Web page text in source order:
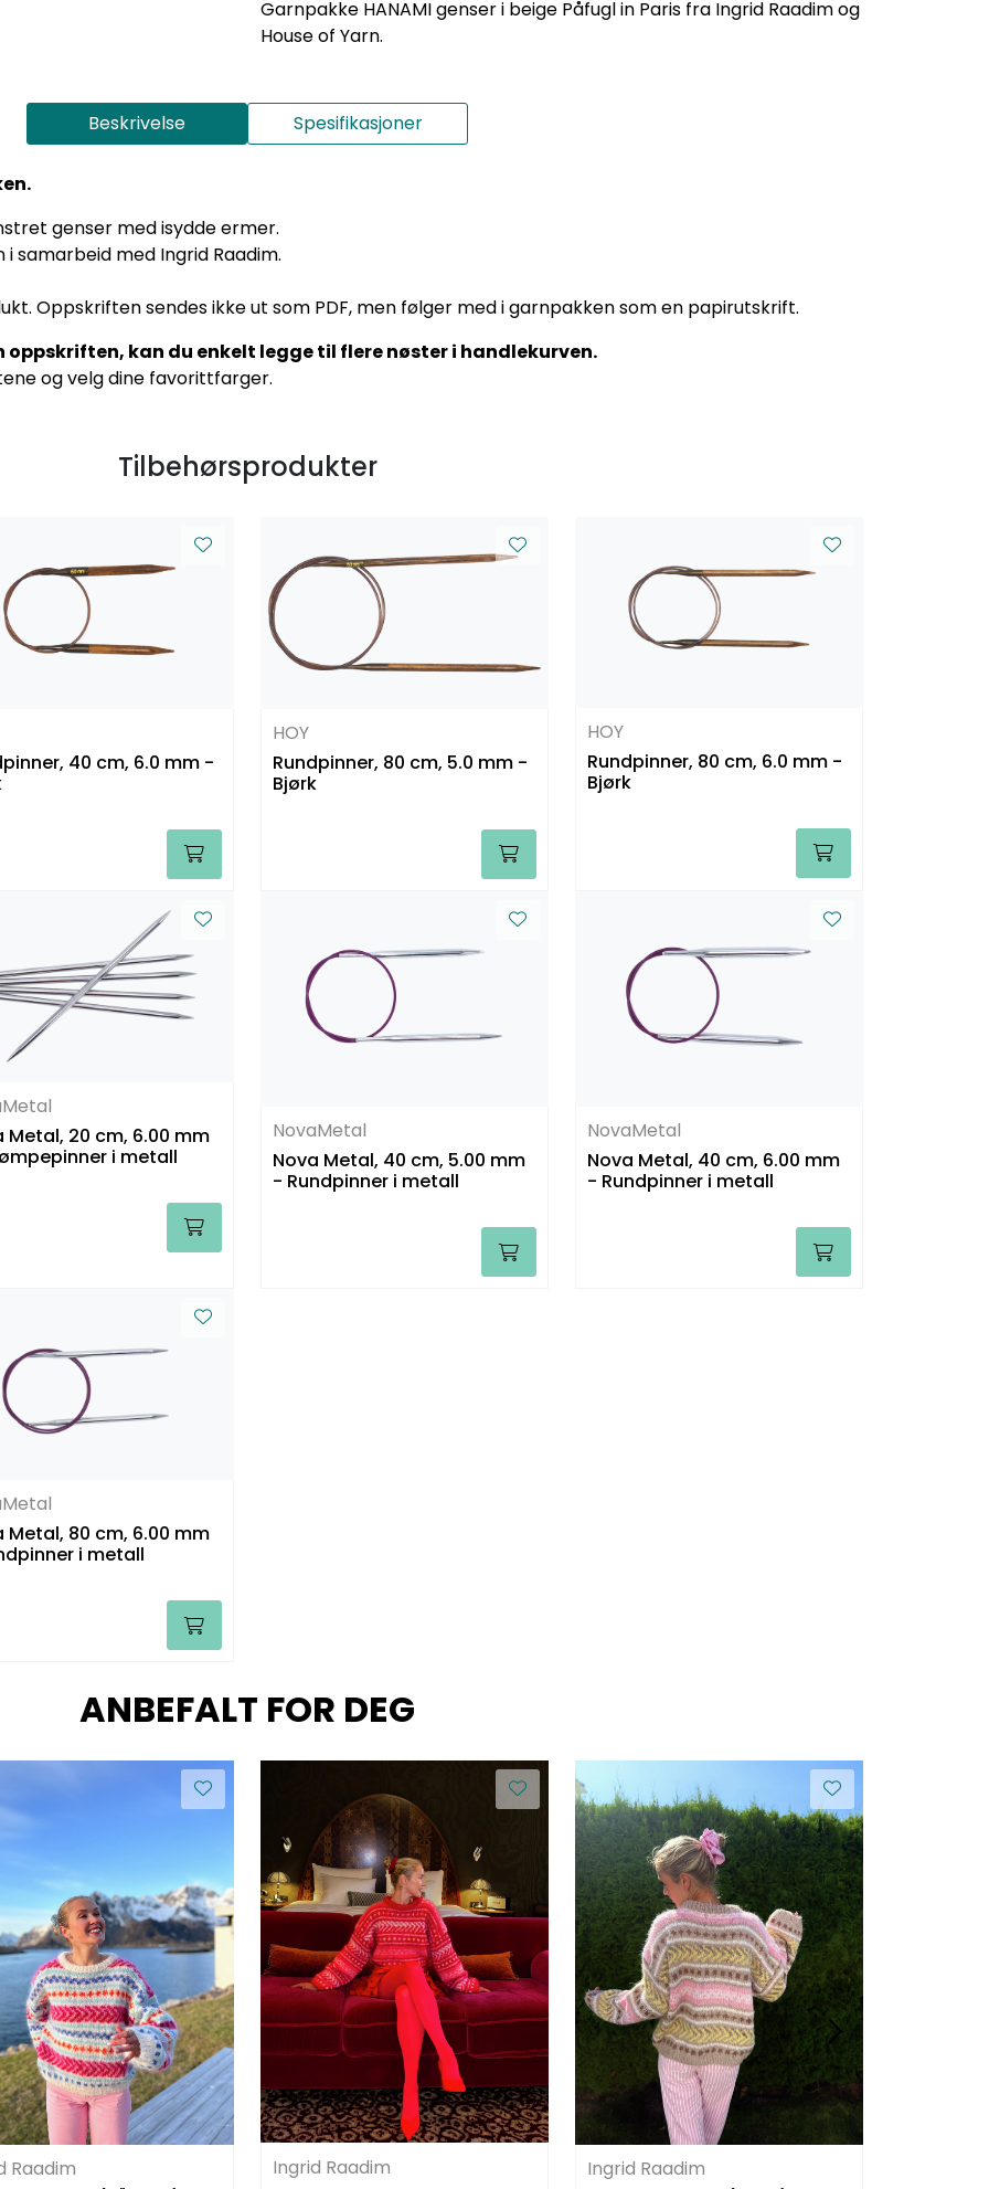
Garnpakke HANAMI genser i beige Påfugl in Paris fra Ingrid Raadim og
House of Yarn.
Beskrivelse Spesifikasjoner
genser med isydde ermer.
samarbeid med Ingrid Raadim.
Oppskriften sendes ikke ut som PDF, men følger med i garnpakken som en papirutskrift.
oppskriften, kan du enkelt legge til flere nøster i handlekurven.
og velg dine favorittfarger.
Tilbehørsprodukter
40 cm, 6.0 mm -
HOY
Rundpinner, 80 cm, 5.0 mm -
Bjørk
HOY
Rundpinner, 80 cm, 6.0 mm -
Bjørk
Metal, 20 cm, 6.00 mm
i metall
NovaMetal
Nova Metal, 40 cm, 5.00 mm
- Rundpinner i metall
NovaMetal
Nova Metal, 40 cm, 6.00 mm
- Rundpinner i metall
Metal, 80 cm, 6.00 mm
i metall
ANBEFALT FOR DEG
Raadim
Ingrid Raadim
Ingrid Raadim